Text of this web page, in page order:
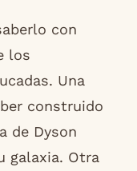
con
los
Una
construido
de Dyson
galaxia. Otra